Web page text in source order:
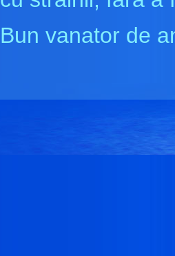
Bun vanator de